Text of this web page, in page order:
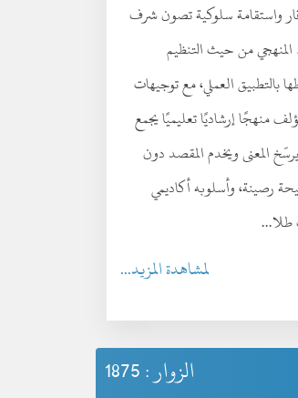
واستقامة سلوكية تصون شرف
المنهجي من حيث التنظيم
بالتطبيق العملي، مع توجيهات
منهجًا إرشاديًا تعليميًا يجمع
المعنى ويخدم المقصد دون
رصينة، وأسلوبه أكاديمي
طلا...
لمشاهدة المزيد...
الزوار : 1875